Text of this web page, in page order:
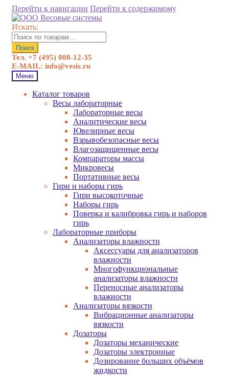
Перейти к навигации Перейти к содержимому
Искать:
Поиск
Тел. +7 (495) 008-12-35
E-MAIL: info@vesis.ru
Меню
Каталог товаров
Весы лабораторные
Лабораторные весы
Аналитические весы
Ювелирные весы
Взрывобезопасные весы
Влагозащищенные весы
Компараторы массы
Микровесы
Портативные весы
Гири и наборы гирь
Гири высокоточные
Наборы гирь
Поверка и калибровка гирь и наборов
гирь
Лабораторные приборы
Анализаторы влажности
Аксессуары для анализаторов
влажности
Многофункциональные
анализаторы влажности
Переносные анализаторы
влажности
Анализаторы вязкости
Вибрационные анализаторы
вязкости
Дозаторы
Дозаторы механические
Дозаторы электронные
Дозирование больших объёмов
жидкости